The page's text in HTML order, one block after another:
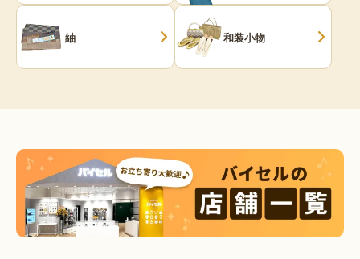
紬 和装小物